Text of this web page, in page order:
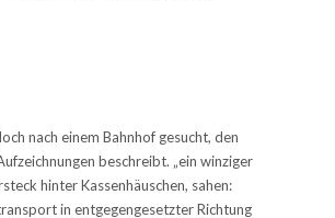
nach einem Bahnhof gesucht, den
beschreibt. „ein winziger
hinter Kassenhäuschen, sahen:
in entgegengesetzter Richtung